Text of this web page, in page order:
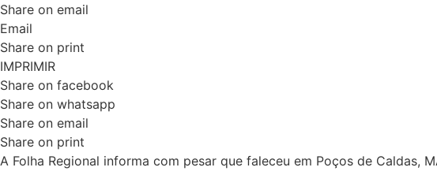
Share on email
Email
Share on print
IMPRIMIR
Share on facebook
Share on whatsapp
Share on email
Share on print
A Folha Regional informa com pesar que faleceu em Poços de Caldas,